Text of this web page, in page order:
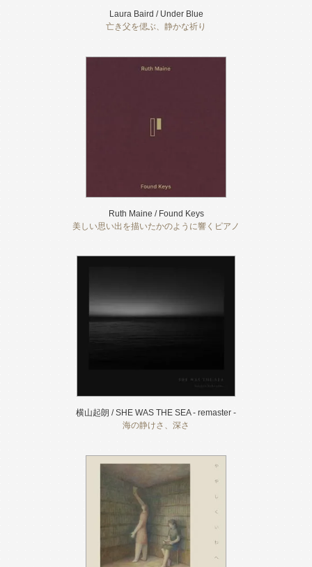
Laura Baird / Under Blue
亡き父を偲ぶ、静かな祈り
Ruth Maine / Found Keys
美しい思い出を描いたかのように響くピアノ
横山起朗 / SHE WAS THE SEA - remaster -
海の静けさ、深さ